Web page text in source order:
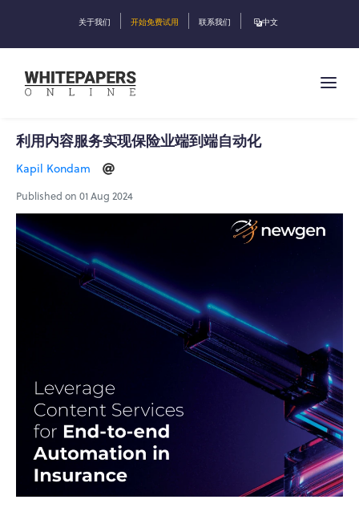
关于我们 开始免费试用 联系我们 中文
利用内容服务实现保险业端到端自动化
Kapil Kondam
Published on 01 Aug 2024